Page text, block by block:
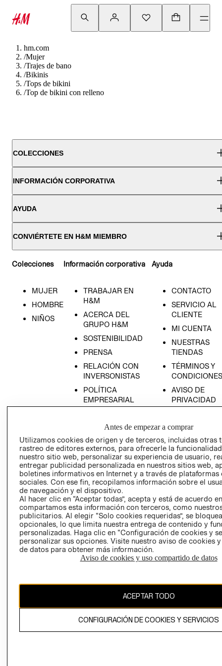
hm.com
/Mujer
/Trajes de bano
/Bikinis
/Tops de bikini
/Top de bikini con relleno
COLECCIONES
INFORMACIÓN CORPORATIVA
AYUDA
CONVIÉRTETE EN H&M MIEMBRO
Colecciones
MUJER
HOMBRE
NIÑOS
Información corporativa
TRABAJAR EN
H&M
ACERCA DEL
GRUPO H&M
SOSTENIBILIDAD
PRENSA
RELACIÓN CON
INVERSONISTAS
POLÍTICA
EMPRESARIAL
Ayuda
CONTACTO
SERVICIO AL
CLIENTE
MI CUENTA
NUESTRAS
TIENDAS
TÉRMINOS Y
CONDICIONES
AVISO DE
PRIVACIDAD
AVISO DE
COOKIES
LIBRO DE
Ecuador ($)
CAMBIAR REGIÓN
El contenido de esta página web está protegido por copyright y es
propiedad de H&M Hennes & Mauritz AB.
Antes de empezar a comprar
Utilizamos cookies de origen y de terceros, incluidas otras
rastreo de editores externos, para ofrecerle la
nuestro sitio web, personalizar su experiencia de usuario,
entregar publicidad personalizada en nuestros sitios web,
boletines informativos en Internet y a través de plataformas
sociales. Con ese fin, recopilamos información sobre el
de navegación y el dispositivo.
Al hacer clic en “Aceptar todas”, acepta y está de acuerdo
compartamos esta información con terceros, como
publicitarios. Al elegir “Solo cookies requeridas”, se
opcionales, lo que limita nuestra entrega de contenido y
personalizadas. Haga clic en “Configuración de cookies y
personalizar sus opciones. Visite nuestro aviso de cookies
de datos para obtener más información.
Aviso de cookies y uso compartido de datos
ACEPTAR TODO
CONFIGURACIÓN DE COOKIES Y SERVICIOS